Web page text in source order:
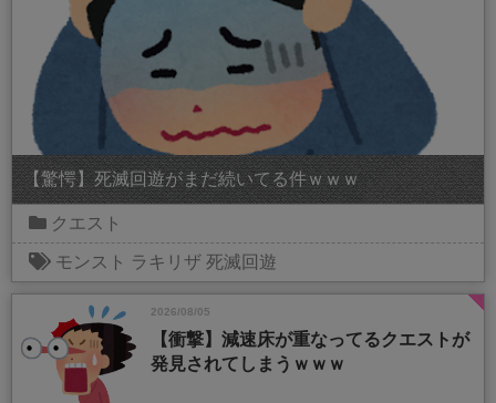
【驚愕】死滅回遊がまだ続いてる件ｗｗｗ
クエスト
モンスト ラキリザ 死滅回遊
2026/08/05
【衝撃】減速床が重なってるクエストが
発見されてしまうｗｗｗ